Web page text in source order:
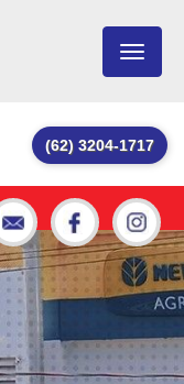
Toggle
(62) 3204-1717